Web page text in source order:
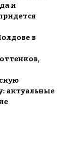
и
в
актуальные